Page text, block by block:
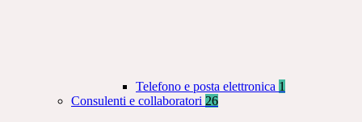
Telefono e posta elettronica 1
Consulenti e collaboratori 26